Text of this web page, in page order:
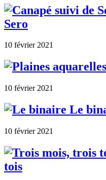
Sero
10 février 2021
10 février 2021
Le
10 février 2021
tois